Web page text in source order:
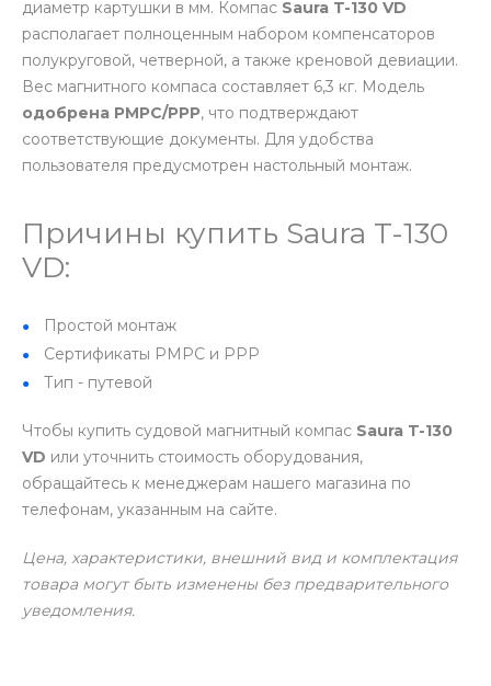
диаметр картушки в мм. Компас Saura T-130 VD
располагает полноценным набором компенсаторов
полукруговой, четверной, а также креновой девиации.
Вес магнитного компаса составляет 6,3 кг. Модель
одобрена РМРС/РРР, что подтверждают
соответствующие документы. Для удобства
пользователя предусмотрен настольный монтаж.
Причины купить Saura T-130
VD:
Простой монтаж
Сертификаты РМРС и РРР
Тип - путевой
Чтобы купить судовой магнитный компас Saura T-130
VD или уточнить стоимость оборудования,
обращайтесь к менеджерам нашего магазина по
телефонам, указанным на сайте.
Цена, характеристики, внешний вид и комплектация
товара могут быть изменены без предварительного
уведомления.